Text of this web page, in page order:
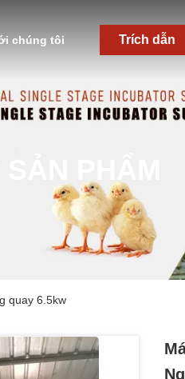
chúng tôi Trích dẫn
PHẨM
quay 6.5kw